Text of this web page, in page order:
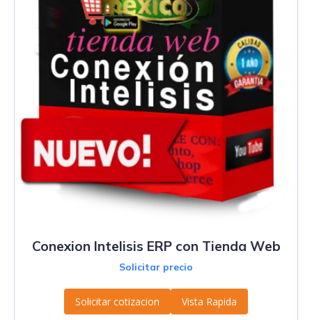
Conexion Intelisis ERP con Tienda Web
Solicitar precio
Solicitar cotizacion Vista Rapida